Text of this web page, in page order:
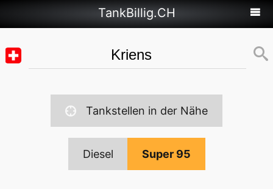
TankBillig.CH
Tankstellen in der Nähe
Diesel Super 95